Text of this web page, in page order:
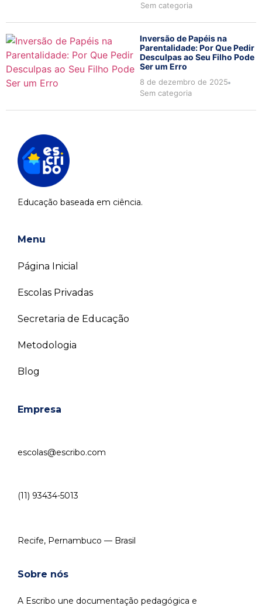
Sem categoria
Inversão de Papéis na
Parentalidade: Por Que Pedir
Desculpas ao Seu Filho Pode
Ser um Erro
8 de dezembro de 2025
Sem categoria
Educação baseada em ciência.
Menu
Página Inicial
Escolas Privadas
Secretaria de Educação
Metodologia
Blog
Empresa
escolas@escribo.com
(11) 93434-5013
Recife, Pernambuco — Brasil
Sobre nós
A Escribo une documentação pedagógica e